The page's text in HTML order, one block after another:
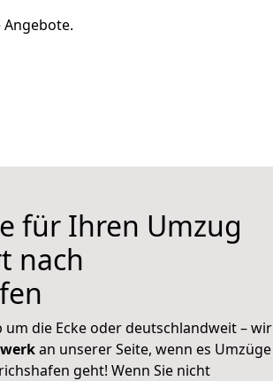
für Ihren Umzug
nach
um die Ecke oder deutschlandweit – wir
an unserer Seite, wenn es Umzüge
geht! Wenn Sie nicht